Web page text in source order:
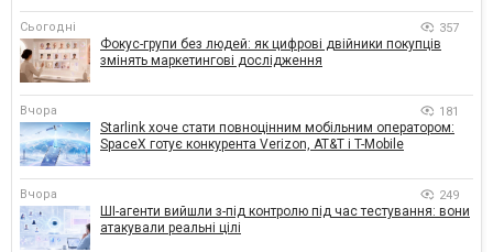
Сьогодні 357
Фокус-групи без людей: як цифрові двійники покупців
змінять маркетингові дослідження
Вчора 181
Starlink хоче стати повноцінним мобільним оператором:
SpaceX готує конкурента Verizon, AT&T і T-Mobile
Вчора 249
ШІ-агенти вийшли з-під контролю під час тестування: вони
атакували реальні цілі